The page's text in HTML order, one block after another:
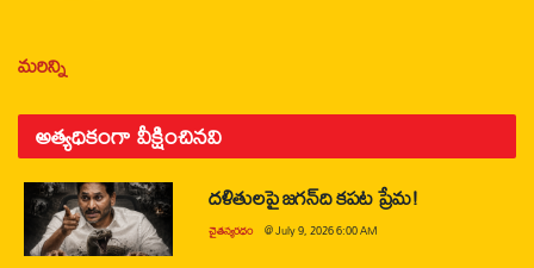
మరిన్ని
అత్యధికంగా వీక్షించినవి
దళితులపై జగన్‌ది కపట ప్రేమ!
చైతన్యరధం @July 9, 2026 6:00 AM